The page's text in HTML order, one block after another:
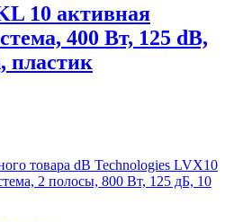
10 активная
400 Вт, 125 dB,
пластик